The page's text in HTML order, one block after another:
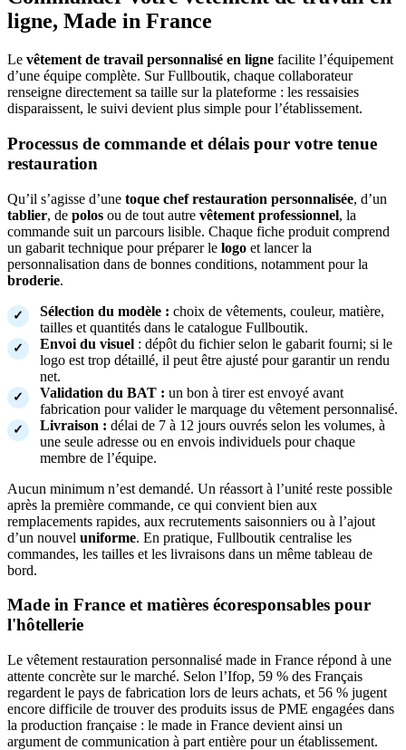
ligne, Made in France
Le vêtement de travail personnalisé en ligne facilite l’équipement
d’une équipe complète. Sur Fullboutik, chaque collaborateur
renseigne directement sa taille sur la plateforme : les ressaisies
disparaissent, le suivi devient plus simple pour l’établissement.
Processus de commande et délais pour votre tenue
restauration
Qu’il s’agisse d’une toque chef restauration personnalisée, d’un
tablier, de polos ou de tout autre vêtement professionnel, la
commande suit un parcours lisible. Chaque fiche produit comprend
un gabarit technique pour préparer le logo et lancer la
personnalisation dans de bonnes conditions, notamment pour la
broderie.
Sélection du modèle : choix de vêtements, couleur, matière,
tailles et quantités dans le catalogue Fullboutik.
Envoi du visuel : dépôt du fichier selon le gabarit fourni; si le
logo est trop détaillé, il peut être ajusté pour garantir un rendu
net.
Validation du BAT : un bon à tirer est envoyé avant
fabrication pour valider le marquage du vêtement personnalisé.
Livraison : délai de 7 à 12 jours ouvrés selon les volumes, à
une seule adresse ou en envois individuels pour chaque
membre de l’équipe.
Aucun minimum n’est demandé. Un réassort à l’unité reste possible
après la première commande, ce qui convient bien aux
remplacements rapides, aux recrutements saisonniers ou à l’ajout
d’un nouvel uniforme. En pratique, Fullboutik centralise les
commandes, les tailles et les livraisons dans un même tableau de
bord.
Made in France et matières écoresponsables pour
l'hôtellerie
Le vêtement restauration personnalisé made in France répond à une
attente concrète sur le marché. Selon l’Ifop, 59 % des Français
regardent le pays de fabrication lors de leurs achats, et 56 % jugent
encore difficile de trouver des produits issus de PME engagées dans
la production française : le made in France devient ainsi un
argument de communication à part entière pour un établissement.